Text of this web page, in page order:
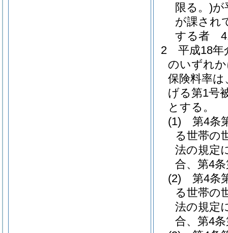
限る。)が
が課され
する者
2
平成18年
のいずれ
保険料率
げる第1号
とする。
(1)
第4条
る世帯の
法の規定
合、第4
(2)
第4条
る世帯の
法の規定
合、第4